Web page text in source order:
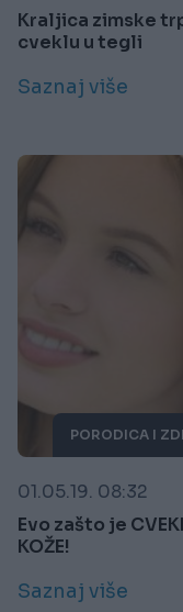
Kraljica zimske
cveklu u tegli
Saznaj više
PORODICA I
01.05.19. 08:32
Evo zašto je
KOŽE!
Saznaj više